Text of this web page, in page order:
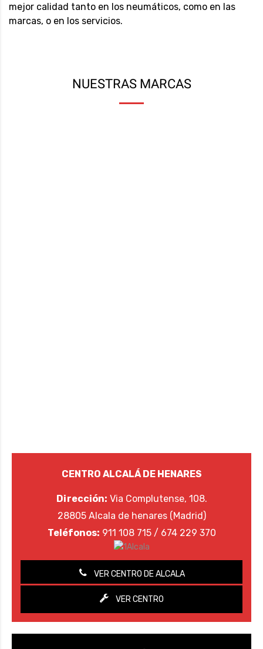
mejor calidad tanto en los neumáticos, como en las
marcas, o en los servicios.
NUESTRAS MARCAS
CENTRO ALCALÁ DE HENARES
Dirección: Via Complutense, 108.
28805 Alcala de henares (Madrid)
Teléfonos: 911 108 715 / 674 229 370
VER CENTRO DE ALCALA
VER CENTRO